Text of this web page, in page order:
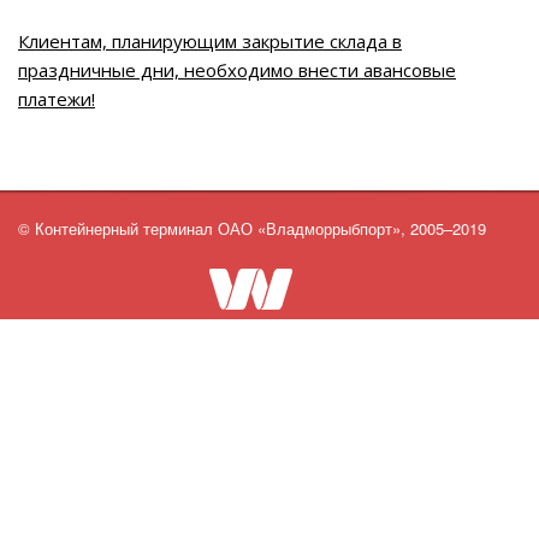
Клиентам, планирующим закрытие склада в
праздничные дни, необходимо внести авансовые
платежи!
© Контейнерный терминал ОАО «Владморрыбпорт», 2005–2019